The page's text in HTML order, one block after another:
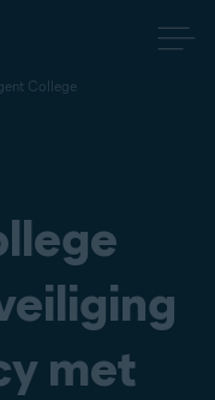
College
met